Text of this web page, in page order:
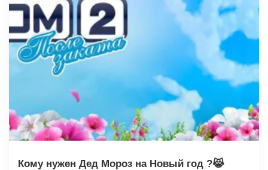
Кому нужен Дед Мороз на Новый год ?😹